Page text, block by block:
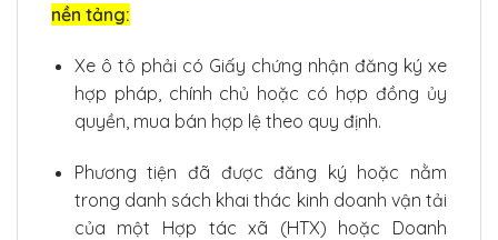
nền tảng:
Xe ô tô phải có Giấy chứng nhận đăng ký xe
hợp pháp, chính chủ hoặc có hợp đồng ủy
quyền, mua bán hợp lệ theo quy định.
Phương tiện đã được đăng ký hoặc nằm
trong danh sách khai thác kinh doanh vận tải
của một Hợp tác xã (HTX) hoặc Doanh